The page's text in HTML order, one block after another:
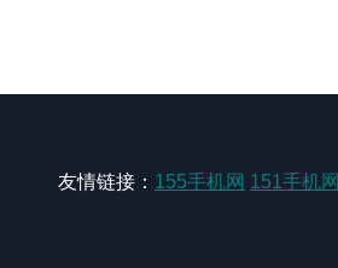
友情链接： 155手机网 151手机网